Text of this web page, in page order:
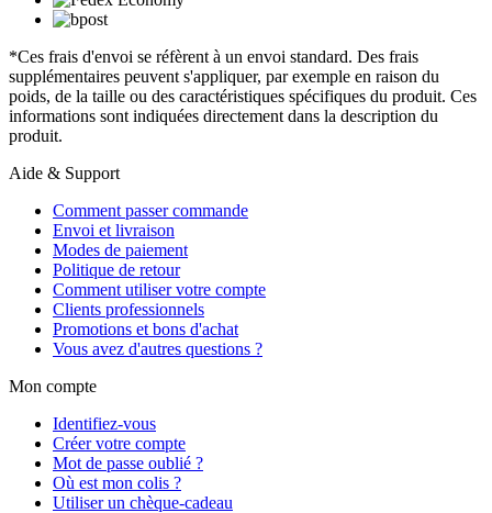
*Ces frais d'envoi se réfèrent à un envoi standard. Des frais
supplémentaires peuvent s'appliquer, par exemple en raison du
poids, de la taille ou des caractéristiques spécifiques du produit. Ces
informations sont indiquées directement dans la description du
produit.
Aide & Support
Comment passer commande
Envoi et livraison
Modes de paiement
Politique de retour
Comment utiliser votre compte
Clients professionnels
Promotions et bons d'achat
Vous avez d'autres questions ?
Mon compte
Identifiez-vous
Créer votre compte
Mot de passe oublié ?
Où est mon colis ?
Utiliser un chèque-cadeau